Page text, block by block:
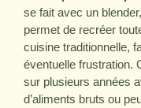
se fait avec un
permet de recréer
cuisine traditionnelle,
éventuelle frustration.
sur plusieurs années
d’aliments bruts ou